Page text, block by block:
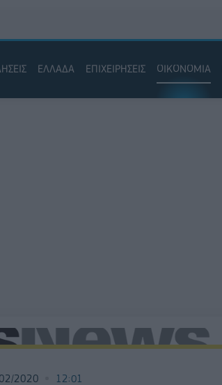
ΕΛΛΑΔΑ ΕΠΙΧΕΙΡΗΣΕΙΣ ΟΙΚΟΝΟΜΙΑ
2020 12:01